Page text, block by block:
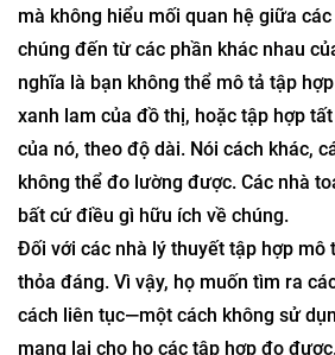
Điều này dẫn đến một vấn đề khi
lại theo các mẫu xen kẽ màu xanh
màu từng nút (có độ dài bằng
mà không hiểu mối quan hệ giữa các
chúng đến từ các phần khác nhau
nghĩa là bạn không thể mô tả tập
xanh lam của đồ thị, hoặc tập hợp
của nó, theo độ dài. Nói cách khác,
không thể đo lường được. Các nhà